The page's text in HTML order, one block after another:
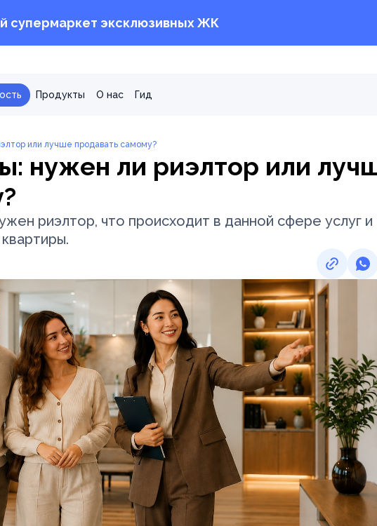
супермаркет эксклюзивных ЖК
Продукты О нас Гид
или лучше продавать самому?
нужен ли риэлтор или
риэлтор, что происходит в данной сфере услуг